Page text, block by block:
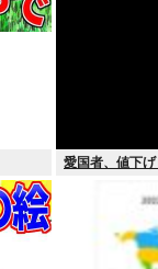
愛国者、値下